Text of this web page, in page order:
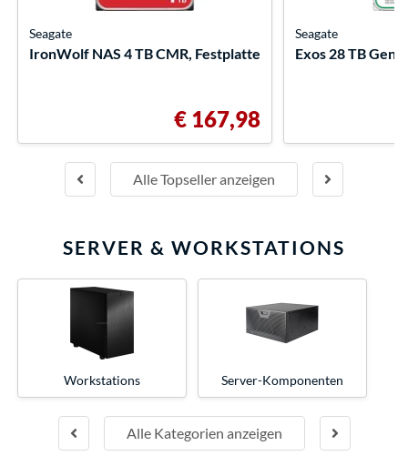
Alle Topseller anzeigen
Seagate
IronWolf NAS 4 TB CMR, Festplatte
€ 167,98
Seagate
Exos 28 TB
SERVER & WORKSTATIONS
Alle Kategorien anzeigen
Workstations Server-Komponenten